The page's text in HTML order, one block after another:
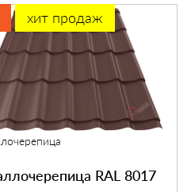
хит продаж
RAL 8017